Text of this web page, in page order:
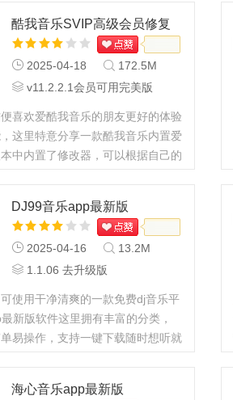
酷我音乐SVIP高级会员修复
版
2025-04-18
172.5M
v11.2.2.1会员可用完美版
喜欢爱酷我音乐的朋友更好的体验
这里特意分享一款酷我音乐内置爱
中内置了修改器，可以根据自己的
DJ99音乐app最新版
2025-04-16
13.2M
1.1.06 去升级版
使用干净清爽的一款免费dj音乐平
新版软件这里拥有丰富的分类，
易操作，支持一键下载随时想听就
海心音乐app最新版